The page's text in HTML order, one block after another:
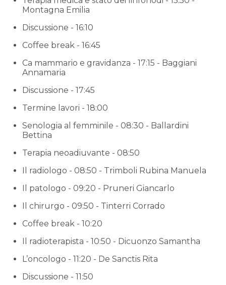
Montagna Emilia
Discussione - 16:10
Coffee break - 16:45
Ca mammario e gravidanza - 17:15 - Baggiani
Annamaria
Discussione - 17:45
Termine lavori - 18:00
Senologia al femminile - 08:30 - Ballardini
Bettina
Terapia neoadiuvante - 08:50
Il radiologo - 08:50 - Trimboli Rubina Manuela
Il patologo - 09:20 - Pruneri Giancarlo
Il chirurgo - 09:50 - Tinterri Corrado
Coffee break - 10:20
Il radioterapista - 10:50 - Dicuonzo Samantha
L’oncologo - 11:20 - De Sanctis Rita
Discussione - 11:50